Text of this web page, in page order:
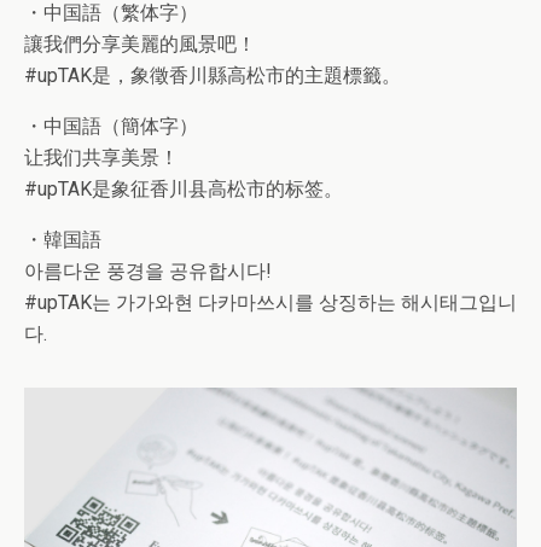
・中国語（繁体字）
讓我們分享美麗的風景吧！
#upTAK是，象徵香川縣高松市的主題標籤。
・中国語（簡体字）
让我们共享美景！
#upTAK是象征香川县高松市的标签。
・韓国語
아름다운 풍경을 공유합시다!
#upTAK는 가가와현 다카마쓰시를 상징하는 해시태그입니
다.